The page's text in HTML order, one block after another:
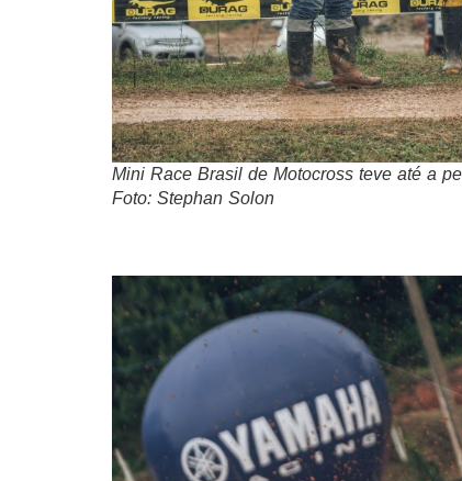
Mini Race Brasil de Motocross teve até a
Foto: Stephan Solon